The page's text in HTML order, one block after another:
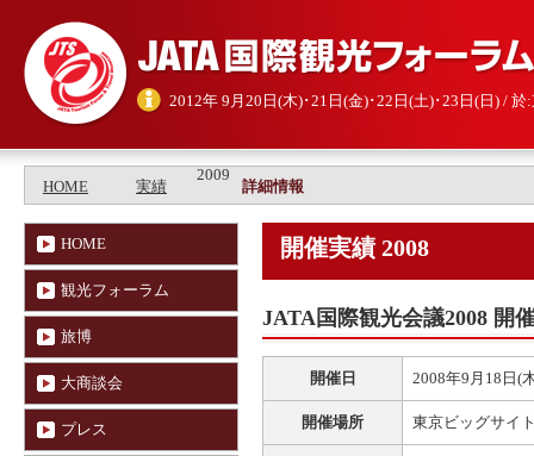
2012年 9月20日(木)･21日(金)･22日(土)･23日(日) /
HOME 実績
2009
詳細情報
HOME
観光フォーラム
旅博
大商談会
プレス
開催実績 2008
JATA国際観光会議2008 開
開催日 2008年9月18日(
開催場所 東京ビッグサイ